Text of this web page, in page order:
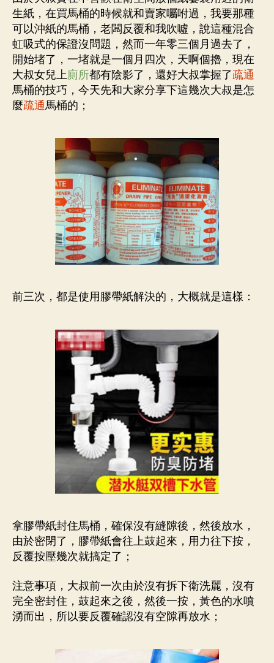
生紙，在買馬桶的時候就和賣家囑咐過，我要那種
可以沖紙的馬桶，老闆反覆和我吹噓，說這種混合
虹吸式的保證沒問題，然而一年零三個月過去了，
開始堵了，一堵就是一個月四次，天啊個擼，現在
大叔女兒上廁所都有陰影了，還好大叔掌握了疏通
馬桶的技巧，今天先和大家分享下這幾次大叔是怎
麼疏通馬桶的；
前三次，都是使用膠帶紙解決的，大概就是這樣：
拿膠帶紙封住馬桶，確保沒有縫隙後，然後放水，
由於密閉了，膠帶紙會往上鼓起來，用力往下按，
反覆按壓幾次就搞定了；
注意事項，大叔前一次由於沒有拆下衛洗麗，沒有
完全密封住，鼓起來之後，然後一按，黃色的水噴
湧而出，所以要反覆確認沒有空隙再放水；